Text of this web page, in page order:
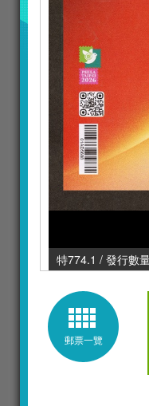
特774.1 / 發行數
郵票一覽